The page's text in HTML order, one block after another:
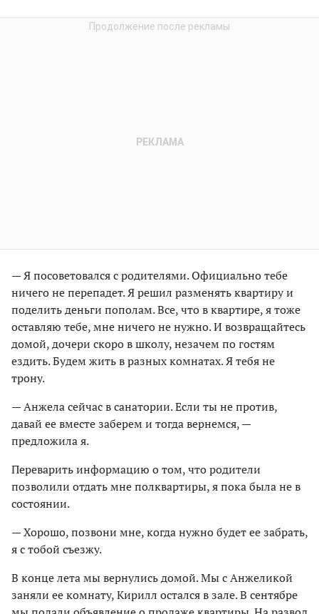
— Я посоветовался с родителями. Официально тебе
ничего не перепадет. Я решил разменять квартиру и
поделить деньги пополам. Все, что в квартире, я тоже
оставляю тебе, мне ничего не нужно. И возвращайтесь
домой, дочери скоро в школу, незачем по гостям
ездить. Будем жить в разных комнатах. Я тебя не
трону.
— Анжела сейчас в санатории. Если ты не против,
давай ее вместе заберем и тогда вернемся, —
предложила я.
Переварить информацию о том, что родители
позволили отдать мне полквартиры, я пока была не в
состоянии.
— Хорошо, позвони мне, когда нужно будет ее забрать,
я с тобой съезжу.
В конце лета мы вернулись домой. Мы с Анжеликой
заняли ее комнату, Кирилл остался в зале. В сентябре